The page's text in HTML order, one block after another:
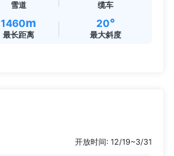
雪道 缆车
1460m
最长距离
20°
最大斜度
开放时间: 12/19~3/31